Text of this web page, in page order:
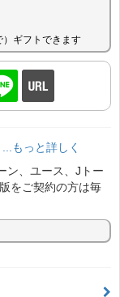
ギフトできます
...もっと詳しく
ン、ユース、Jトー
をご契約の方は毎